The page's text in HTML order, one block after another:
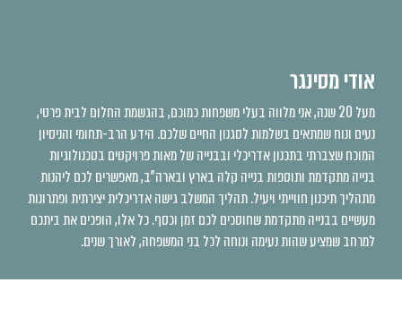
אודי מסינגר
מעל 20 שנה, אני מלווה בעלי משפחות כמוכם, בהגשמת החלום לבית פרטי,
נעים ונוח שמתאים בשלמות לסגנון החיים שלכם. הידע הרב-תחומי והניסיון
המוכח שצברתי בתכנון אדריכלי ובבנייה של מאות פרויקטים בטכנולוגיות
בנייה מתקדמת ותוספות בנייה קלה בארץ ובארה"ב, מאפשרים לכם ליהנות
מתהליך תיכנון חווייתי ויעיל. תהליך המשלב גישה אדריכלית יצירתית ופתרונות
מעשיים בבנייה מתקדמת שחוסכים לכם זמן וכסף. כל אלו, הופכים את ביתכם
למרחב שמציע שהות נעימה ונוחה לכל בני המשפחה, לאורך שנים.